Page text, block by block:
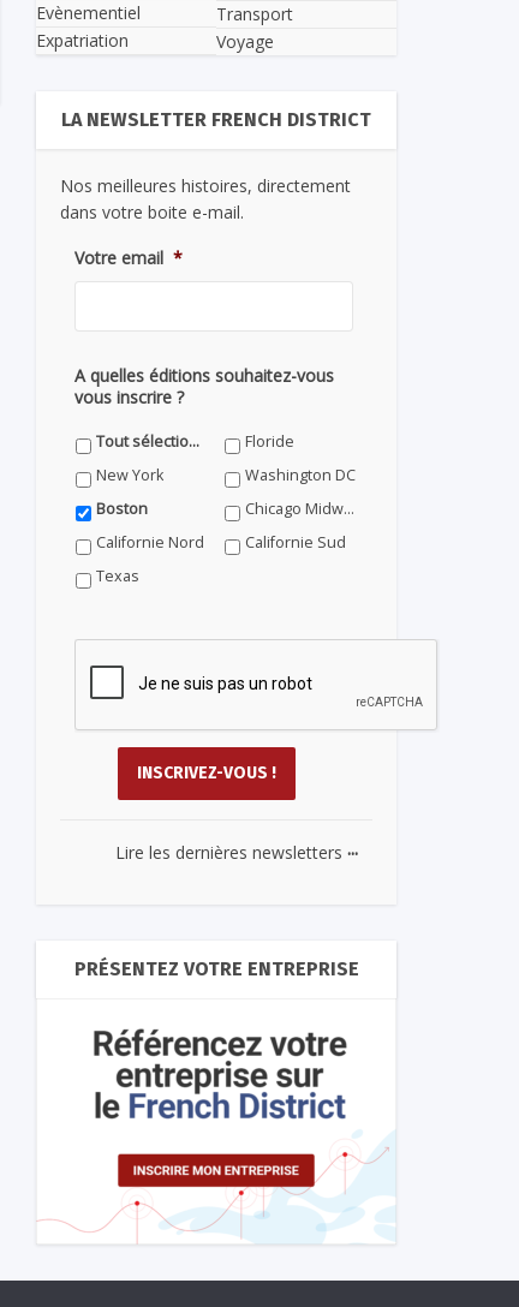
Evènementiel
Expatriation
Transport
Voyage
LA NEWSLETTER FRENCH DISTRICT
Nos meilleures histoires, directement
dans votre boite e-mail.
Votre email *
A quelles éditions souhaitez-vous
vous inscrire ?
Tout sélectionner
Floride
New York
Washington DC
Boston
Chicago Midwest
Californie Nord
Californie Sud
Texas
Lire les dernières newsletters ...
PRÉSENTEZ VOTRE ENTREPRISE